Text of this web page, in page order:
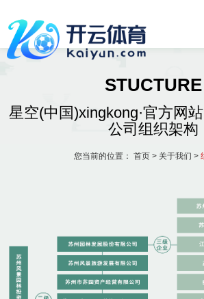
STUCTURE
星空(中国)xingkong·官方网
公司组织架构
您当前的位置： 首页> 关于我们 >